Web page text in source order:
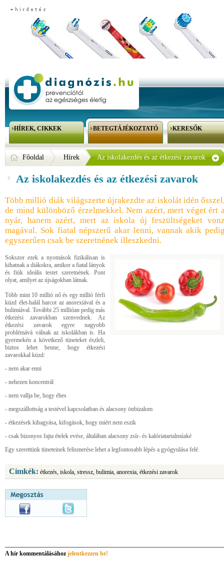
HÍREK, CIKKEK BETEGTÁJÉKOZTATÓ KERESŐK
Főoldal Hírek Az iskolakezdés és az étkezési zavarok
Az iskolakezdés és az étkezési zavarok
Több millió diák világszerte újrakezdte az iskolát idén
de mind különböző érzelmekkel. Nem azért, mert véget ért
nyár, hanem azért, mert az iskola új feszültségeket
magával. Sok fiatal népszerű akar lenni, vannak akik
egyszerűen csak be szeretnének illeszkedni.
Sokszor ezek a nyomások fizikálisan is
kihatnak a diákokra, amikor a fiatal lányok
és fiúk ideális testet szeretnének. Pont
olyat, amilyet az újságokban látnak.
Több mint 10 millió nő és egy millió férfi
küzd élet-halál harcot az anorexiával és a
bulimiával. További 25 millióan pedig más
étkezési zavarokban szenvednek. Az
étkezési zavarok egyre nagyobb
problémává válnak az iskolákban is. Ha
gyermekén a következő tüneteket észleli,
biztos lehet benne, hogy étkezési
zavarokkal küzd:
- nem akar enni
- nehezen koncentrál
- nem vallja be, hogy éhes
- megszállottság a testével kapcsolatban és alacsony önbizalom
- étkezések kihagyása, kifogások, hogy miért nem eszik
- csak bizonyos fajta ételek evése, általában alacsony zsír- és kalóriatartalmúaké
Egy szerettünk tüneteinek felismerése lehet a legfontosabb lépés a gyógyulása felé.
Címkék: étkezés, iskola, stressz, bulimia, anorexia, étkezési zavarok
A hír kommentálásához jelentkezzen be!